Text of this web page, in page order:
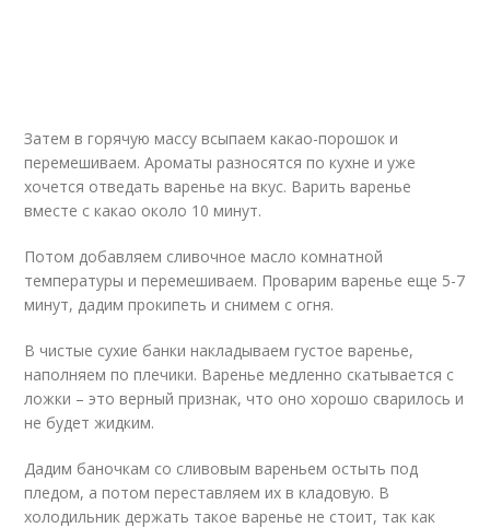
Затем в горячую массу всыпаем какао-порошок и
перемешиваем. Ароматы разносятся по кухне и уже
хочется отведать варенье на вкус. Варить варенье
вместе с какао около 10 минут.
Потом добавляем сливочное масло комнатной
температуры и перемешиваем. Проварим варенье еще 5-7
минут, дадим прокипеть и снимем с огня.
В чистые сухие банки накладываем густое варенье,
наполняем по плечики. Варенье медленно скатывается с
ложки – это верный признак, что оно хорошо сварилось и
не будет жидким.
Дадим баночкам со сливовым вареньем остыть под
пледом, а потом переставляем их в кладовую. В
холодильник держать такое варенье не стоит, так как